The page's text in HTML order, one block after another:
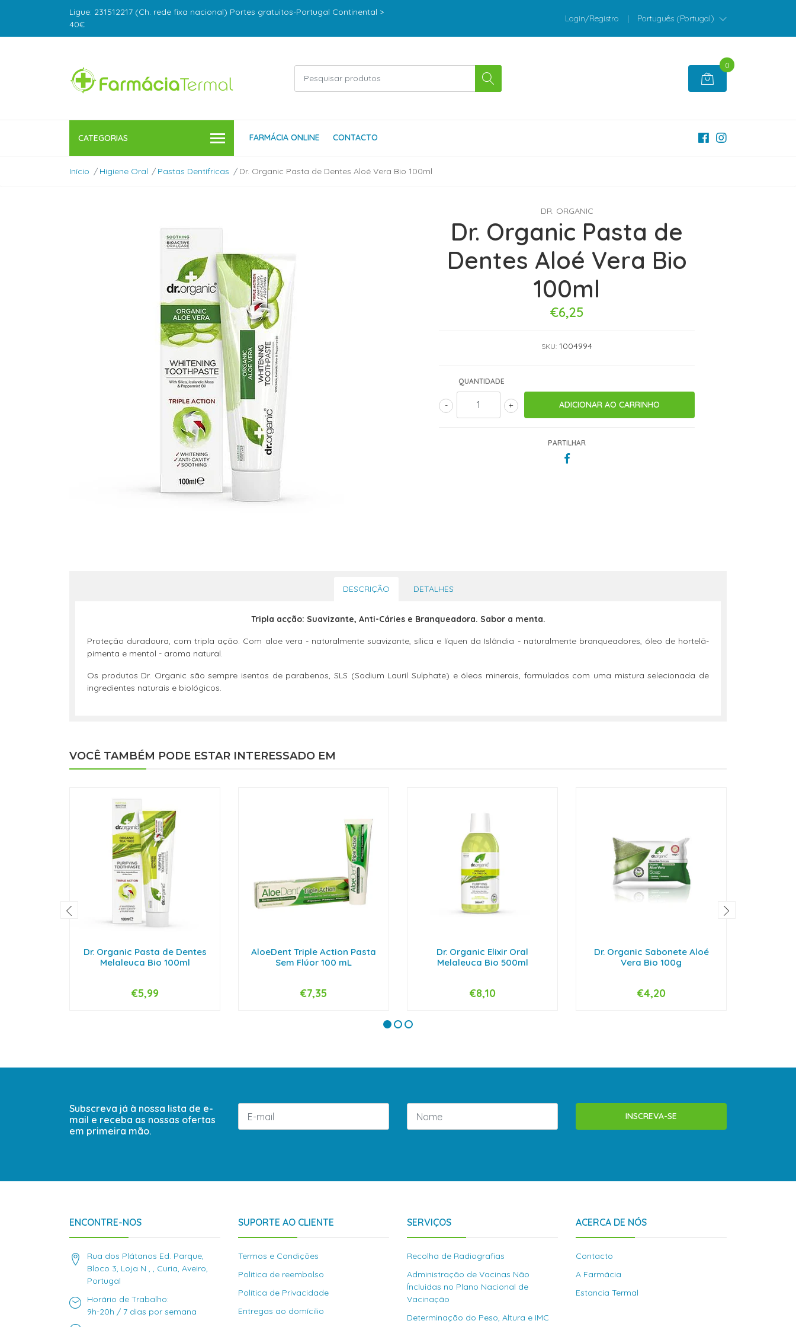
Ligue: 231512217 (Ch. rede fixa nacional) Portes gratuitos-Portugal Continental >
40€
Login/Registro | Português (Portugal)
0
CATEGORIAS FARMÁCIA ONLINE CONTACTO
Início Higiene Oral Pastas Dentífricas Dr. Organic Pasta de Dentes Aloé Vera Bio 100ml
DR. ORGANIC
Dr. Organic Pasta de
Dentes Aloé Vera Bio
100ml
€6,25
SKU: 1004994
QUANTIDADE
+
-
PARTILHAR
DESCRIÇÃO DETALHES
Tripla acção: Suavizante, Anti-Cáries e Branqueadora. Sabor a menta.
Proteção duradoura, com tripla ação. Com aloe vera - naturalmente suavizante, sílica e líquen da Islândia - naturalmente branqueadores, óleo de hortelã-
pimenta e mentol - aroma natural.
Os produtos Dr. Organic são sempre isentos de parabenos, SLS (Sodium Lauril Sulphate) e óleos minerais, formulados com uma mistura selecionada de
ingredientes naturais e biológicos.
VOCÊ TAMBÉM PODE ESTAR INTERESSADO EM
Dr. Organic Pasta de Dentes
Melaleuca Bio 100ml
+
€5,99
AloeDent Triple Action Pasta
Sem Flúor 100 mL
+
€7,35
Dr. Organic Elixir Oral
Melaleuca Bio 500ml
+
€8,10
Dr. Organic Sabonete Aloé
Vera Bio 100g
+
€4,20
Subscreva já à nossa lista de e-
mail e receba as nossas ofertas
em primeira mão.
INSCREVA-SE
ENCONTRE-NOS
Rua dos Plátanos Ed. Parque,
Bloco 3, Loja N , , Curia, Aveiro,
Portugal
Horário de Trabalho:
9h-20h / 7 dias por semana
SUPORTE AO CLIENTE
Termos e Condições
Politica de reembolso
Política de Privacidade
Entregas ao domícilio
SERVIÇOS
Recolha de Radiografias
Administração de Vacinas Não
Íncluidas no Plano Nacional de
Vacinação
Determinação do Peso, Altura e IMC
ACERCA DE NÓS
Contacto
A Farmácia
Estancia Termal